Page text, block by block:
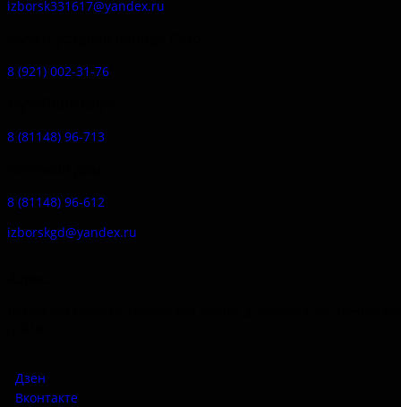
izborsk331617@yandex.ru
8 (921) 002-31-76
8 (81148) 96-713
8 (81148) 96-612
izborskgd@yandex.ru
Дзен
Вконтакте